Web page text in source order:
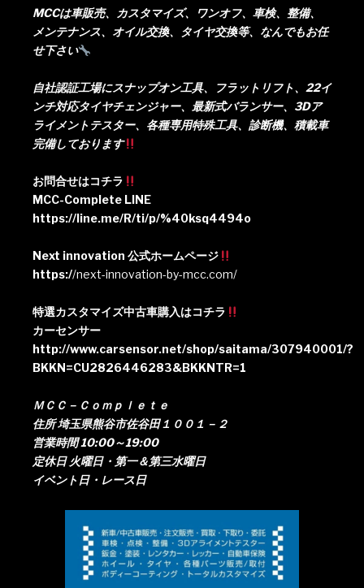
MCCは車販売、カスタマイズ、ワンオフ、車検、整備、
メンテナンス、オイル交換、タイヤ交換等、なんでもお任
せ下さい
自社認証工場にスナップオン工具、フラットリフト、22イ
ンチ対応タイヤチェンジャー、最新式バランサー、3Dア
ライメントテスター、各種専用特殊工具、診断機、積載車
完備しております
お問合せはコチラ
MCC-Complete LINE
https://line.me/R/ti/p/%40ksq4494o
Next innovation 公式ホームページ
https://next-innovation-by-mcc.com/
特選カスタマイズ中古車購入はコチラ
カーセンサー
http://www.carsensor.net/shop/saitama/307940001/?
BKKN=CU2826446283&BKKNTR=1
ＭＣＣ－Ｃｏｍｐｌｅｔｅ
住所 埼玉県熊谷市佐谷田１００１－２
営業時間 10:00～19:00
定休日 火曜日・第一＆第三水曜日
イベント日・レース日